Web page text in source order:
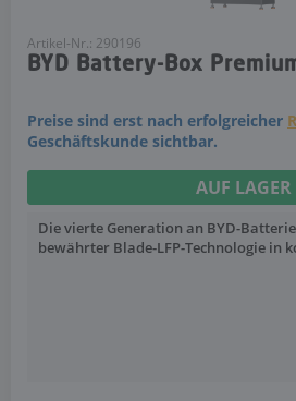
Artikel-Nr.: 290196
BYD Battery-Box
Preise sind erst nach erfolgreicher
Geschäftskunde sichtbar.
AUF LAGER
Die vierte Generation an BYD-
bewährter Blade-LFP-Technologie in